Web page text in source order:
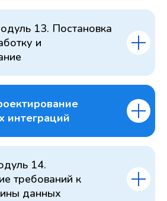
13. Постановка
и
интеграций
14.
требований к
данных